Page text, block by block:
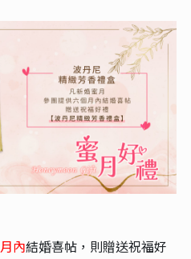
內結婚喜帖，則贈送祝福好